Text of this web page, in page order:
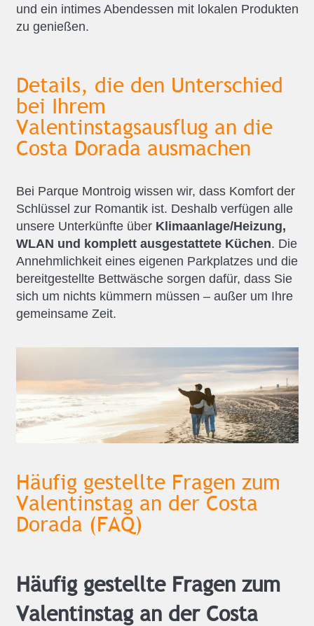
und ein intimes Abendessen mit lokalen Produkten
zu genießen.
Details, die den Unterschied
bei Ihrem
Valentinstagsausflug an die
Costa Dorada ausmachen
Bei Parque Montroig wissen wir, dass Komfort der
Schlüssel zur Romantik ist. Deshalb verfügen alle
unsere Unterkünfte über Klimaanlage/Heizung,
WLAN und komplett ausgestattete Küchen. Die
Annehmlichkeit eines eigenen Parkplatzes und die
bereitgestellte Bettwäsche sorgen dafür, dass Sie
sich um nichts kümmern müssen – außer um Ihre
gemeinsame Zeit.
Häufig gestellte Fragen zum
Valentinstag an der Costa
Dorada (FAQ)
Häufig gestellte Fragen zum
Valentinstag an der Costa